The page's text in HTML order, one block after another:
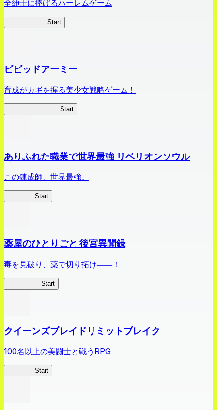
全紳士に捧げるハーレムゲーム
Start
ビビッドアーミー
育成がカギを握る美少女戦略ゲーム！
Start
ありふれた職業で世界最強 リベリオンソウル
この錬成師、世界最強。
Start
薬屋のひとりごと 後宮異聞録
毒を見破り、薬で切り拓け――！
Start
クイーンズブレイドリミットブレイク
100名以上の美闘士と戦うRPG
Start